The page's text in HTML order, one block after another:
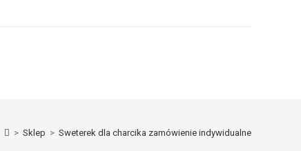
> Sklep > Sweterek dla charcika zamówienie indywidualne